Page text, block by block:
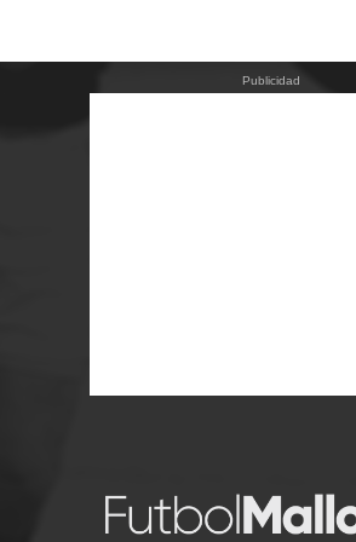
Publicidad